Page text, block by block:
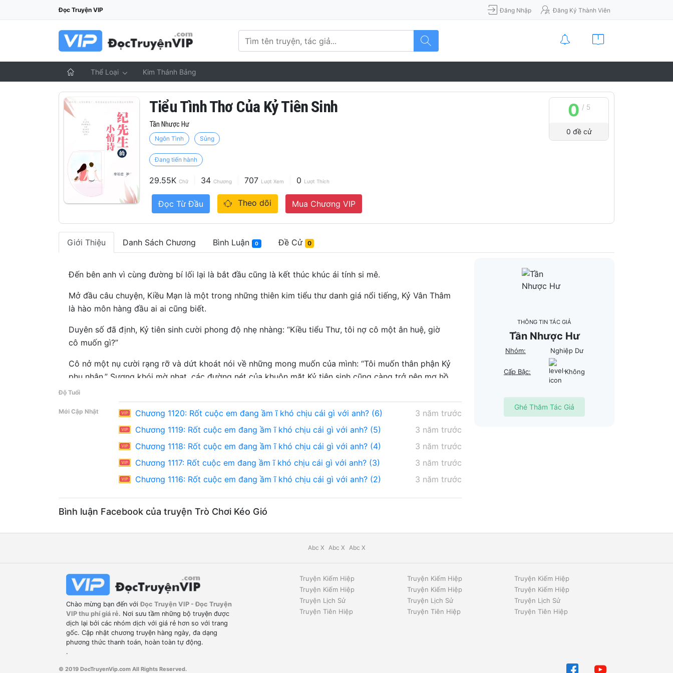
Đọc Truyện VIP Đăng Nhập Đăng Ký Thành Viên
Thể Loại Kim Thánh Bảng
Tiểu Tình Thơ Của Kỷ Tiên Sinh
Tần Nhược Hư
Ngôn Tình Sủng
Đang tiến hành
29.55K Chữ 34 Chương 707 Lượt Xem 0 Lượt Thích
Đọc Từ Đầu Theo dõi Mua Chương VIP
0 / 5
0 đề cử
Giới Thiệu Danh Sách Chương Bình Luận 0 Đề Cử 0
Đến bên anh vì cùng đường bí lối lại là bắt đầu cũng là kết thúc khúc ái tính si mê.
Mở đầu câu chuyện, Kiều Mạn là một trong những thiên kim tiểu thư danh giá nổi tiếng, Kỷ Vân Thâm
là hào môn hàng đầu ai ai cũng biết.
Duyên số đã định, Kỷ tiên sinh cười phong độ nhẹ nhàng: “Kiều tiểu Thư, tôi nợ cô một ân huệ, giờ
cô muốn gì?”
Cô nở một nụ cười rạng rỡ và dứt khoát nói về những mong muốn của mình: “Tôi muốn thân phận Kỷ
phu nhân.” Sương khói mờ nhạt, các đường nét của khuôn mặt Kỷ tiên sinh cũng càng trở nên mơ hồ.
Kỷ tiên sinh nói: “Kiều Mạn, cô quá tham lam rồi.”
Một số người nói rằng quý cô thượng lưu như Kiều Mạn giống như một loại bệnh dịch ở Lâm Thành,
và mọi người đều khó có thể tránh được.
Nhưng ... lại đã nắm được trái tim của thương giới xuất chúng Kỷ Vân Thâm, và trở thành Kỷ phu
nhân mà mọi người đều ca ngợi .
Vào ngày cưới, pháo hoa của thành phố chiếu sáng cả bầu trời đêm, ánh sáng khiến mọi người
...
Sau cưới ba tháng, Kiều gia danh môn hiểm hách Lâm Thành suy yếu, người đời thổn thức đồng thời
cũng chờ đời người con rể trứ danh của Kiều gia - Kỷ Vân Thâm ra tay cứu giúp.
Kỷ tiên sinh nhận lấy, xé nát: “Quên nói cho em biết, Kỷ gia không có tập quán ly lị.”
Cô khóc nhưng khóe miệng lại mang theo nụ cười quật cường: “Có thể làm sao đây? Tôi không yêu
anh!”
“Vậy thì đợi đến khi nào yêu thì thôi...”
Nhón chân lên, cô nhẹ nhàng hôn lên góc môi anh và nói: “Kỷ Vân Thâm, anh sẽ hối hận!”
Độ Tuổi
Mới Cập Nhật Chương 1120: Rốt cuộc em đang ầm ĩ khó chịu cái gì với anh? (6)
3 năm trước
Chương 1119: Rốt cuộc em đang ầm ĩ khó chịu cái gì với anh? (5)
3 năm trước
Chương 1118: Rốt cuộc em đang ầm ĩ khó chịu cái gì với anh? (4)
3 năm trước
Chương 1117: Rốt cuộc em đang ầm ĩ khó chịu cái gì với anh? (3)
3 năm trước
Chương 1116: Rốt cuộc em đang ầm ĩ khó chịu cái gì với anh? (2)
3 năm trước
Bình luận Facebook của truyện Trò Chơi Kéo Gió
THÔNG TIN TÁC GIẢ
Tần Nhược Hư
Nhóm: Nghiệp Dư
Cấp Bậc: Không
Ghé Thăm Tác Giả
Abc X Abc X Abc X
Chào mừng bạn đến vớiĐọc Truyện VIP - Đọc Truyện
VIP thu phí giá rẻ. Nơi sưu tầm những bộ truyện được
dịch lại bởi các nhóm dịch với giá rẻ hơn so với trang
gốc. Cập nhật chương truyện hàng ngày, đa dạng
phương thức thanh toán, hoàn toàn tự động.
.
Truyện Kiếm Hiệp
Truyện Kiếm Hiệp
Truyện Lịch Sử
Truyện Tiên Hiệp
Truyện Kiếm Hiệp
Truyện Kiếm Hiệp
Truyện Lịch Sử
Truyện Tiên Hiệp
Truyện Kiếm Hiệp
Truyện Kiếm Hiệp
Truyện Lịch Sử
Truyện Tiên Hiệp
© 2019 DocTruyenVip.com All Rights Reserved.